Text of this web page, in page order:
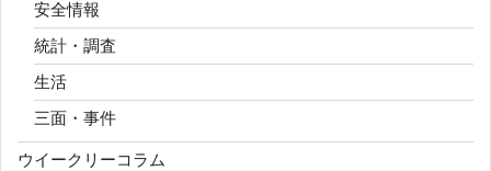
安全情報
統計・調査
生活
三面・事件
ウイークリーコラム